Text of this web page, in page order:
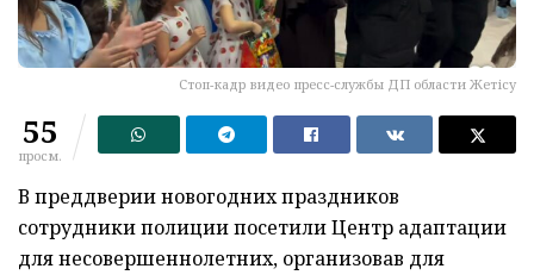
Стоп-кадр видео пресс-службы ДП области Жетісу
55
просм.
В преддверии новогодних праздников
сотрудники полиции посетили Центр адаптации
для несовершеннолетних, организовав для